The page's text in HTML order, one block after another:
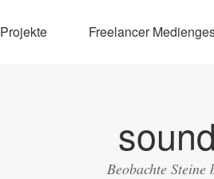
Projekte Freelancer
Beobachte